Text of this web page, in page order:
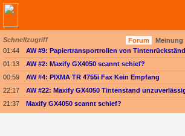
Schnellzugriff Forum Meinung
01:44
01:13
AW #2: Maxify GX4050 scannt schief?
00:59
AW #4: PIXMA TR 4755i Fax Kein Empfang
22:17
21:37
Maxify GX4050 scannt schief?
Angebote werden geladen...